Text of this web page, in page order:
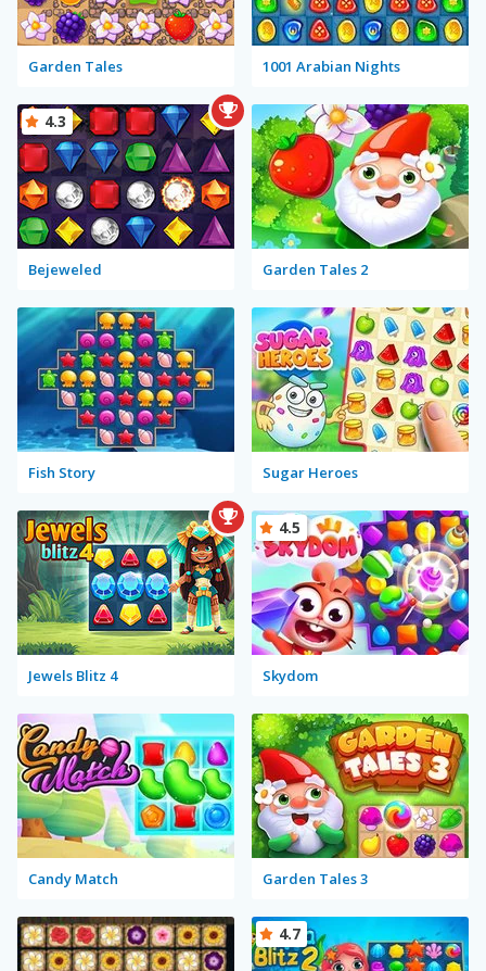
Garden Tales 1001 Arabian Nights
Bejeweled
4.3
Garden Tales 2
Fish Story Sugar Heroes
Jewels Blitz 4 Skydom
4.5
Candy Match Garden Tales 3
4.7